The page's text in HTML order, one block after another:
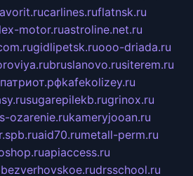
carlines.ruflatnsk.ru
motor.ruastroline.net.ru
gidlipetsk.ruooo-driada.ru
bruslanovo.rusiterem.ru
kafekolizey.ru
sugarepilekb.rugrinox.ru
ozarenie.rukameryjooan.ru
aid70.rumetall-perm.ru
apiaccess.ru
bezverhovskoe.rudrsschool.ru